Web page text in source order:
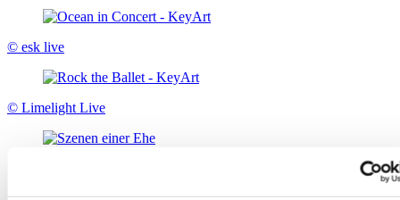
© esk live
© Limelight Live